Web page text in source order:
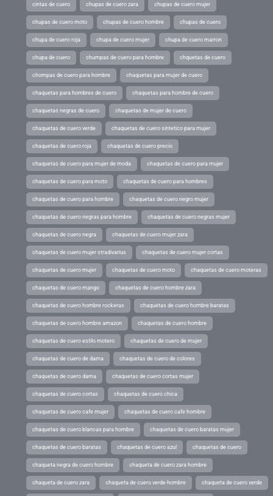
cintas de cuero chupas de cuero zara chupas de cuero mujer
chupas de cuero moto chupas de cuero hombre chupas de cuero
chupa de cuero roja chupa de cuero mujer chupa de cuero marron
chupa de cuero chumpas de cuero para hombre chquetas de cuero
chompas de cuero para hombre chaquetas para mujer de cuero
chaquetas para hombres de cuero chaquetas para hombre de cuero
chaquetas negras de cuero chaquetas de mujer de cuero
chaquetas de cuero verde chaquetas de cuero sintetico para mujer
chaquetas de cuero roja chaquetas de cuero precio
chaquetas de cuero para mujer de moda chaquetas de cuero para mujer
chaquetas de cuero para moto chaquetas de cuero para hombres
chaquetas de cuero para hombre chaquetas de cuero negro mujer
chaquetas de cuero negras para hombre chaquetas de cuero negras mujer
chaquetas de cuero negra chaquetas de cuero mujer zara
chaquetas de cuero mujer stradivarius chaquetas de cuero mujer cortas
chaquetas de cuero mujer chaquetas de cuero moto chaquetas de cuero moteras
chaquetas de cuero mango chaquetas de cuero hombre zara
chaquetas de cuero hombre rockeras chaquetas de cuero hombre baratas
chaquetas de cuero hombre amazon chaquetas de cuero hombre
chaquetas de cuero estilo motero chaquetas de cuero de mujer
chaquetas de cuero de dama chaquetas de cuero de colores
chaquetas de cuero dama chaquetas de cuero cortas mujer
chaquetas de cuero cortas chaquetas de cuero chica
chaquetas de cuero cafe mujer chaquetas de cuero cafe hombre
chaquetas de cuero blancas para hombre chaquetas de cuero baratas mujer
chaquetas de cuero baratas chaquetas de cuero azul chaquetas de cuero
chaqueta negra de cuero hombre chaqueta de cuero zara hombre
chaqueta de cuero zara chaqueta de cuero verde hombre chaqueta de cuero verde